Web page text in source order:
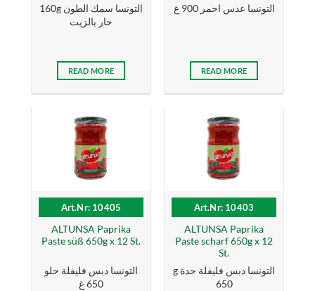
160g التونسا سمك الطون
حار بالزیت
READ MORE
التونسا عدس احمر 900 غ
READ MORE
Art.Nr: 10405
ALTUNSA Paprika
Paste süß 650g x 12 St.
التونسا دبس فليفلة حلو
650 غ
Art.Nr: 10403
ALTUNSA Paprika
Paste scharf 650g x 12
St.
g التونسا دبس فليفلة حدة
650